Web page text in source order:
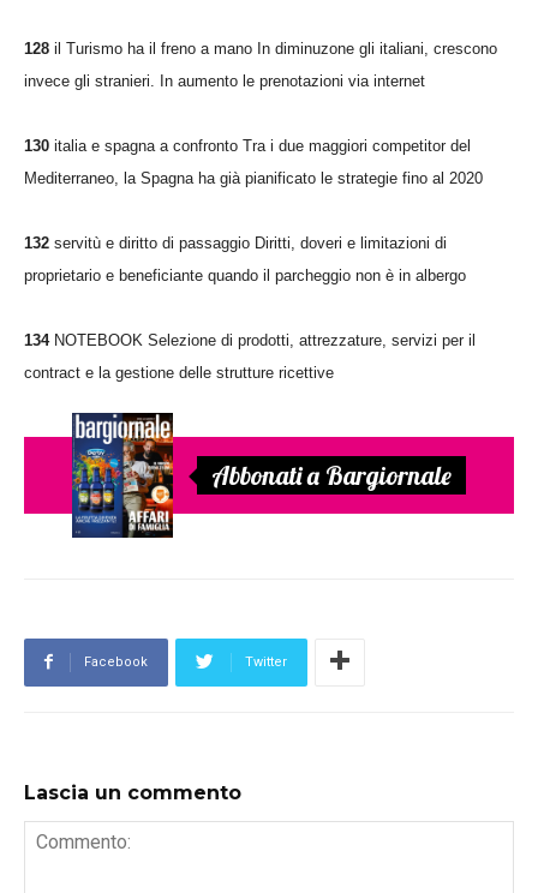
128 il Turismo ha il freno a mano In diminuzone gli italiani, crescono
invece gli stranieri. In aumento le prenotazioni via internet
130 italia e spagna a confronto Tra i due maggiori competitor del
Mediterraneo, la Spagna ha già pianificato le strategie fino al 2020
132 servitù e diritto di passaggio Diritti, doveri e limitazioni di
proprietario e beneficiante quando il parcheggio non è in albergo
134NOTEBOOK Selezione di prodotti, attrezzature, servizi per il
contract e la gestione delle strutture ricettive
Abbonati a Bargiornale
Facebook Twitter
Lascia un commento